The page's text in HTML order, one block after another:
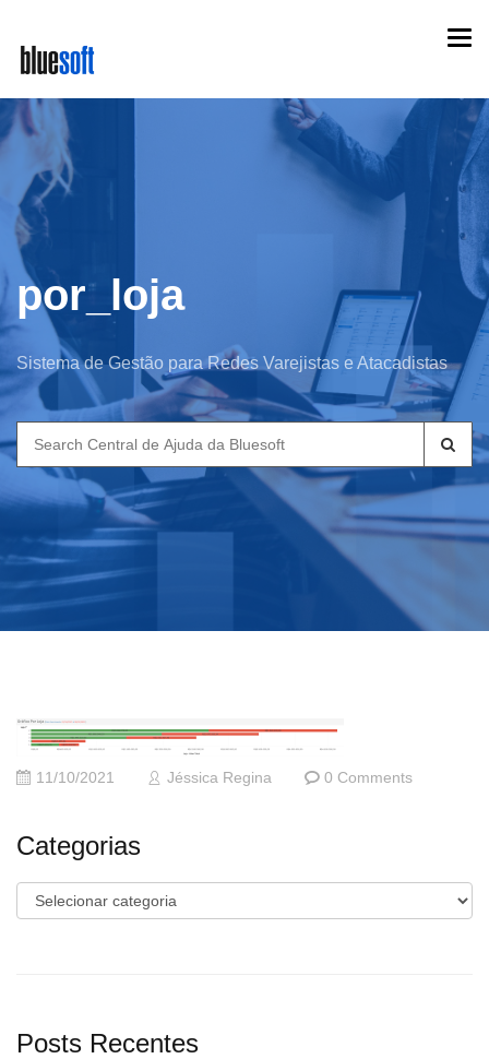
main
content
por_loja
Sistema de Gestão para Redes Varejistas e Atacadistas
Search
for:
11/10/2021 Jéssica Regina 0 Comments
Categorias
Categorias
Posts Recentes